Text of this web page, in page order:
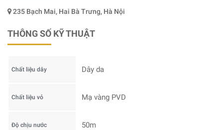
235 Bạch Mai, Hai Bà Trưng, Hà Nội
THÔNG SỐ KỸ THUẬT
Chất liệu dây Dây da
Chất liệu vỏ Mạ vàng PVD
Độ chịu nước 50m